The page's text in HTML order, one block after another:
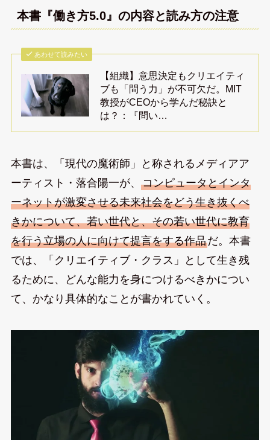
本書『働き方5.0』の内容と読み方の注意
あわせて読みたい
【組織】意思決定もクリエイティ
ブも「問う力」が不可欠だ。MIT
教授がCEOから学んだ秘訣と
は？：『問い…
本書は、「現代の魔術師」と称されるメディアア
ーティスト・落合陽一が、 コンピュータとインタ
ーネットが激変させる未来社会をどう生き抜くべ
きかについて、若い世代と、その若い世代に教育
を行う立場の人に向けて提言をする作品だ。本書
では、「クリエイティブ・クラス」として生き残
るために、どんな能力を身につけるべきかについ
て、かなり具体的なことが書かれていく。